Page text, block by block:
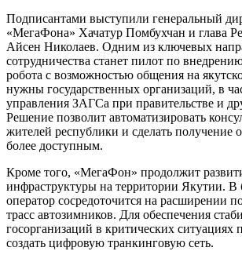
Подписантами выступили генеральный
«МегаФона» Хачатур Помбухчан и глава
Айсен Николаев. Одним из ключевых
сотрудничества станет пилот по
робота с возможностью общения на
нужны государственных организаций, в
управления ЗАГСа при правительстве и
Решение позволит автоматизировать
жителей республики и сделать получение
более доступным.
Кроме того, «МегаФон» продолжит
инфраструктуры на территории Якутии.
оператор сосредоточится на расширении
трасс автозимников. Для обеспечения
госорганизаций в критических ситуациях
создать цифровую транкинговую сеть.